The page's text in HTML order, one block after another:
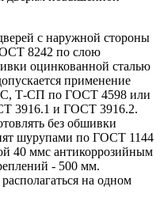
с наружной стороны
8242 по слою
оцинкованной сталью
применение
Т-СП по ГОСТ 4598 или
3916.1 и ГОСТ 3916.2.
без обшивки
шурупами по ГОСТ 1144
40 ммс антикоррозийным
- 500 мм.
на одном